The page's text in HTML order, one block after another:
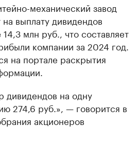
механический завод
выплату дивидендов
млн руб., что составляет
компании за 2024 год.
на портале раскрытия
дивидендов на одну
274,6 руб.», — говорится в
акционеров